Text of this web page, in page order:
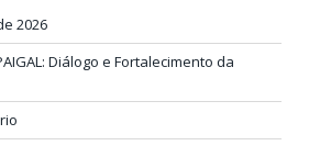
2026
Diálogo e Fortalecimento da